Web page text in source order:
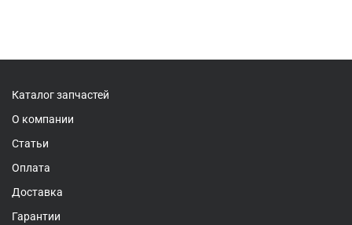
Каталог запчастей
О компании
Статьи
Оплата
Доставка
Гарантии